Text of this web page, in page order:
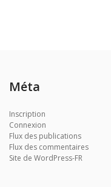
Méta
Inscription
Connexion
Flux des publications
Flux des commentaires
Site de WordPress-FR